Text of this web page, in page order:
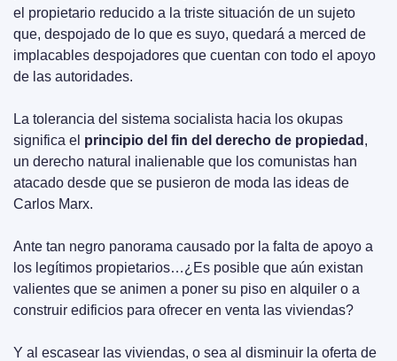
el propietario reducido a la triste situación de un sujeto
que, despojado de lo que es suyo, quedará a merced de
implacables despojadores que cuentan con todo el apoyo
de las autoridades.
La tolerancia del sistema socialista hacia los okupas
significa el principio del fin del derecho de propiedad ,
un derecho natural inalienable que los comunistas han
atacado desde que se pusieron de moda las ideas de
Carlos Marx.
Ante tan negro panorama causado por la falta de apoyo a
los legítimos propietarios…¿Es posible que aún existan
valientes que se animen a poner su piso en alquiler o a
construir edificios para ofrecer en venta las viviendas?
Y al escasear las viviendas, o sea al disminuir la oferta de